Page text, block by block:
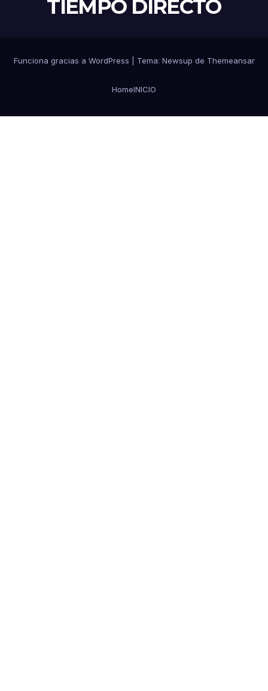
TIEMPO DIRECTO
Funciona gracias a WordPress Tema: Newsup de Themeansar
HomeINICIO